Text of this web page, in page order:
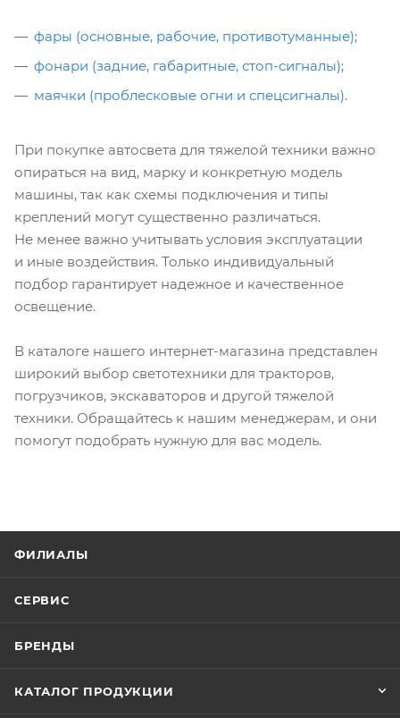
фары (основные, рабочие, противотуманные);
фонари (задние, габаритные, стоп-сигналы);
маячки (проблесковые огни и спецсигналы).
При покупке автосвета для тяжелой техники важно
опираться на вид, марку и конкретную модель
машины, так как схемы подключения и типы
креплений могут существенно различаться.
Не менее важно учитывать условия эксплуатации
и иные воздействия. Только индивидуальный
подбор гарантирует надежное и качественное
освещение.
В каталоге нашего интернет-магазина представлен
широкий выбор светотехники для тракторов,
погрузчиков, экскаваторов и другой тяжелой
техники. Обращайтесь к нашим менеджерам, и они
помогут подобрать нужную для вас модель.
ФИЛИАЛЫ
СЕРВИС
БРЕНДЫ
КАТАЛОГ ПРОДУКЦИИ